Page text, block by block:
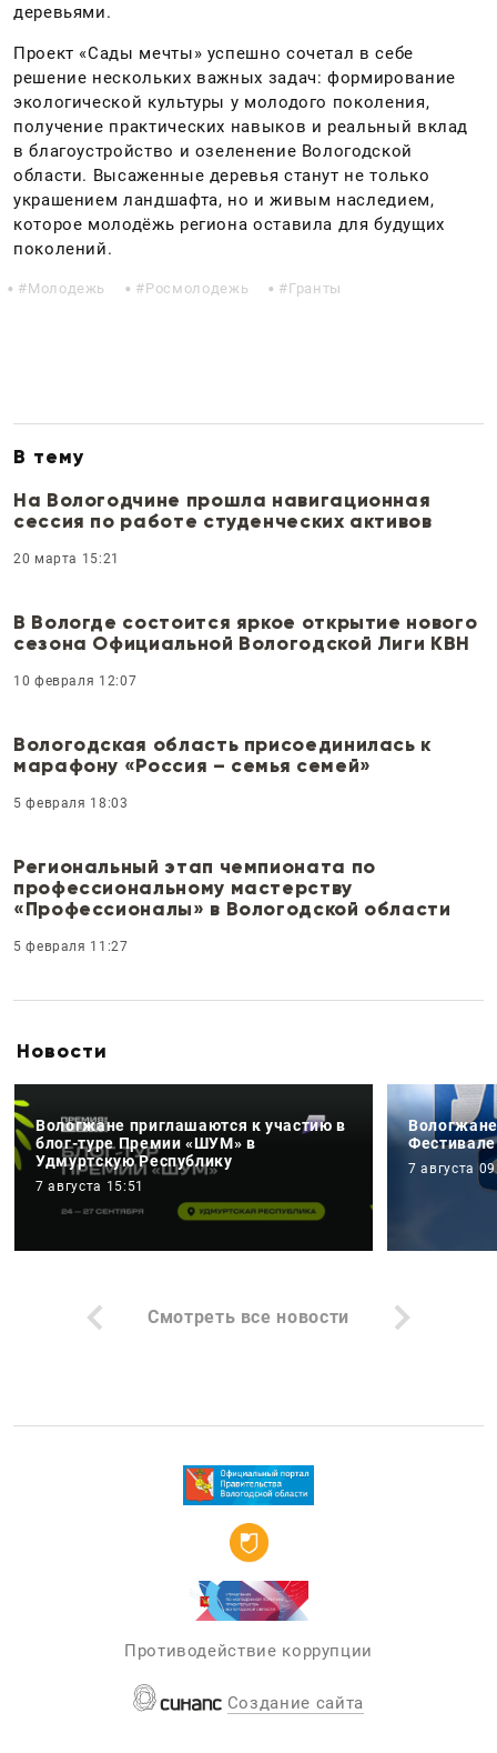
деревьями.
Проект «Сады мечты» успешно сочетал в себе
решение нескольких важных задач: формирование
экологической культуры у молодого поколения,
получение практических навыков и реальный вклад
в благоустройство и озеленение Вологодской
области. Высаженные деревья станут не только
украшением ландшафта, но и живым наследием,
которое молодёжь региона оставила для будущих
поколений.
Молодежь Росмолодежь Гранты
В тему
На Вологодчине прошла навигационная
сессия по работе студенческих активов
20 марта 15:21
В Вологде состоится яркое открытие нового
сезона Официальной Вологодской Лиги КВН
10 февраля 12:07
Вологодская область присоединилась к
марафону «Россия – семья семей»
5 февраля 18:03
Региональный этап чемпионата по
профессиональному мастерству
«Профессионалы» в Вологодской области
5 февраля 11:27
Новости
Вологжане приглашаются к участию в
блог-туре Премии «ШУМ» в
Удмуртскую Республику
7 августа 15:51
7 августа
Смотреть все новости
Противодействие коррупции
Создание сайта